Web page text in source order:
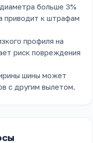
больше 3%
приводит к штрафам
профиля на
риск повреждения
шины может
с другим вылетом.